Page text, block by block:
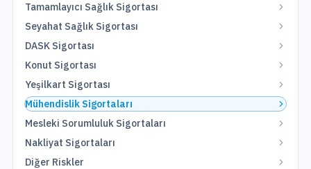
Tamamlayıcı Sağlık Sigortası
Seyahat Sağlık Sigortası
DASK Sigortası
Konut Sigortası
Yeşilkart Sigortası
Mühendislik Sigortaları
Mesleki Sorumluluk Sigortaları
Nakliyat Sigortaları
Diğer Riskler